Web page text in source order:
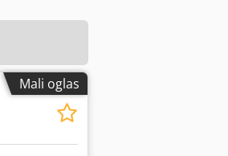
Mali oglas